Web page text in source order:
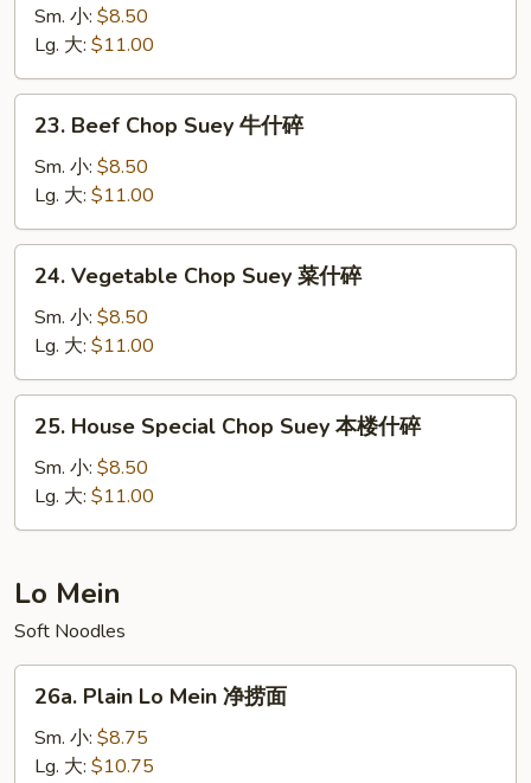
Chop
Suey
虾
什
Sm. 小: $8.50
Lg. 大: $11.00
Beef
Chop
Suey
牛
什
23. Beef Chop Suey 牛什碎
Sm. 小: $8.50
Lg. 大: $11.00
Vegetable
Chop
Suey
菜
什
24. Vegetable Chop Suey 菜什碎
Sm. 小: $8.50
Lg. 大: $11.00
House
Special
Chop
Suey
楼
什
碎
25. House Special Chop Suey 本楼什碎
Sm. 小: $8.50
Lg. 大: $11.00
Lo Mein
Soft Noodles
Plain
Lo
Mein
26a. Plain Lo Mein 净捞面
Sm. 小: $8.75
Lg. 大: $10.75